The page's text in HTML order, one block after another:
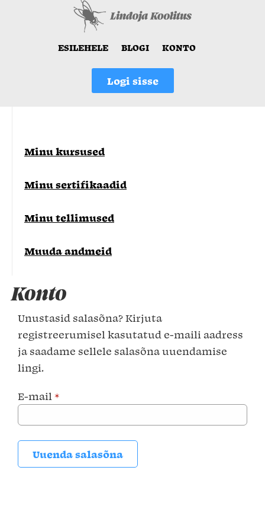
ESILEHELE BLOGI KONTO
Logi sisse
Konto
Unustasid salasõna? Kirjuta
registreerumisel kasutatud e-maili aadress
ja saadame sellele salasõna uuendamise
lingi.
E-mail *
Uuenda salasõna
Minu kursused
Minu sertifikaadid
Minu tellimused
Muuda andmeid